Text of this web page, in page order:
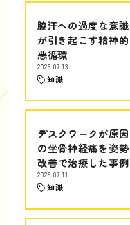
脇汗への過度な意識
が引き起こす精神的
悪循環
2026.07.13
知識
デスクワークが原因
の坐骨神経痛を姿勢
改善で治療した事例
2026.07.11
知識